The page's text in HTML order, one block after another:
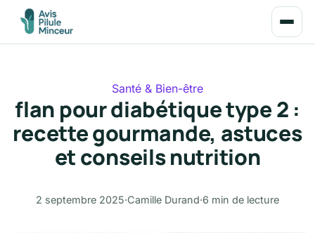
Santé & Bien-être
flan pour diabétique type 2 :
recette gourmande, astuces
et conseils nutrition
2 septembre 2025·Camille Durand·6 min de lecture